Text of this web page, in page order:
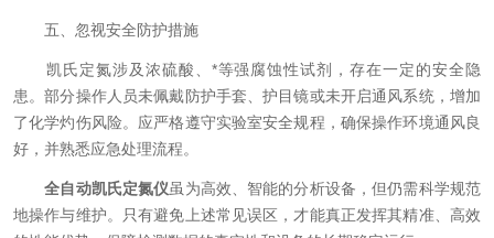
五、忽视安全防护措施
凯氏定氮涉及浓硫酸、*等强腐蚀性试剂，存在一定的安全隐
患。部分操作人员未佩戴防护手套、护目镜或未开启通风系统，增加
了化学灼伤风险。应严格遵守实验室安全规程，确保操作环境通风良
好，并熟悉应急处理流程。
全自动凯氏定氮仪虽为高效、智能的分析设备，但仍需科学规范
地操作与维护。只有避免上述常见误区，才能真正发挥其精准、高效